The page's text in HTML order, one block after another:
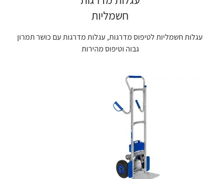
חשמליות
עגלות חשמליות לטיפוס מדרגות, עגלות מדרגות עם כושר תמרון
גבוה וטיפוס מהירות